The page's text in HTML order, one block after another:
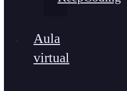
Aula
virtual